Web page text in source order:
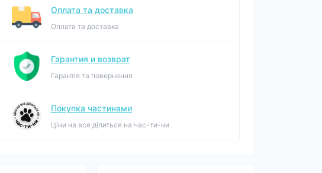
Оплата та доставка
Оплата та доставка
Гарантия и возврат
Гарантія та повернення
Покупка частинами
Ціни на все ділиться на час-ти-ни